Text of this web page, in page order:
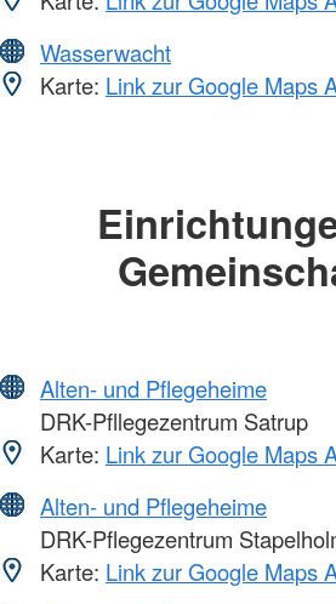
Wasserwacht
Karte: Link zur Google Maps
Alten- und Pflegeheime
DRK-Pfllegezentrum Satrup
Karte: Link zur Google Maps
Alten- und Pflegeheime
DRK-Pflegezentrum
Karte: Link zur Google Maps